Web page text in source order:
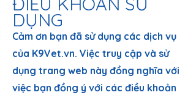
DỤNG
Cảm ơn bạn đã sử dụng các dịch vụ
của K9Vet.vn. Việc truy cập và sử
dụng trang web này đồng nghĩa với
việc bạn đồng ý với các điều khoản